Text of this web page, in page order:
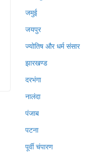
जमुई
जयपुर
ज्योतिष और धर्म संसार
झारखण्ड
दरभंगा
नालंदा
पंजाब
पटना
पूर्वी चंपारण